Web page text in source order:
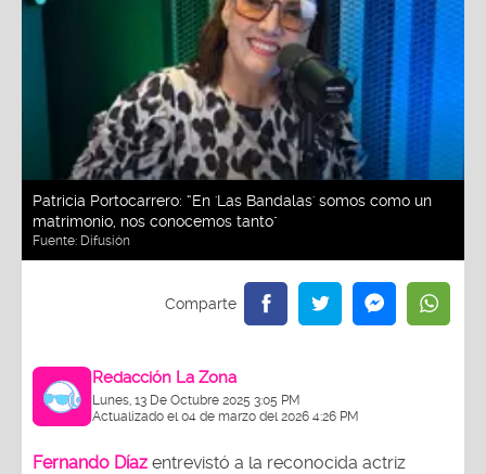
Patricia Portocarrero: “En 'Las Bandalas' somos como un
matrimonio, nos conocemos tanto"
Fuente: Difusión
Redacción La Zona
Lunes, 13 De Octubre 2025 3:05 PM
Actualizado el 04 de marzo del 2026 4:26 PM
Fernando Díaz entrevistó a la reconocida actriz